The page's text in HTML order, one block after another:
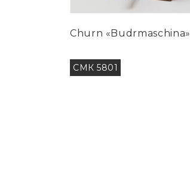
Churn «Budrmaschina»
СМК 5801